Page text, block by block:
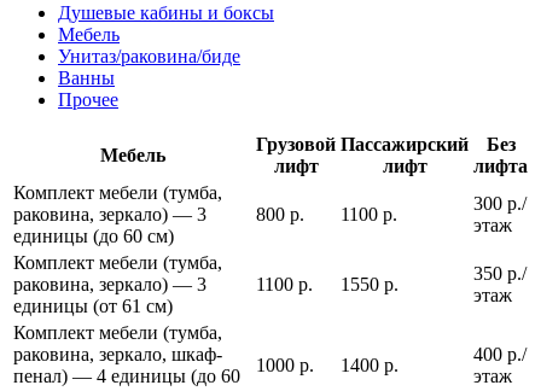
Душевые кабины и боксы
Мебель
Унитаз/раковина/биде
Ванны
Прочее
Мебель
Грузовой
лифт
Пассажирский
лифт
Без
лифта
Комплект мебели (тумба,
раковина, зеркало) — 3
единицы (до 60 см)
800 р. 1100 р.
300 р./
этаж
Комплект мебели (тумба,
раковина, зеркало) — 3
единицы (от 61 см)
1100 р. 1550 р.
350 р./
этаж
Комплект мебели (тумба,
раковина, зеркало, шкаф-
пенал) — 4 единицы (до 60
1000 р. 1400 р.
400 р./
этаж